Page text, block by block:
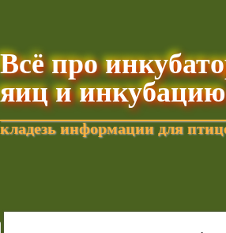
Всё про
яиц и инкубацию
кладезь информации для
Добавить